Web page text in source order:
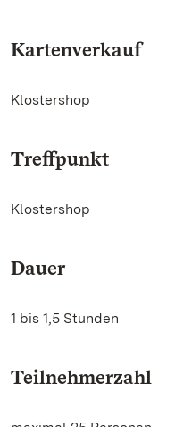
Kartenverkauf
Klostershop
Treffpunkt
Klostershop
Dauer
1 bis 1,5 Stunden
Teilnehmerzahl